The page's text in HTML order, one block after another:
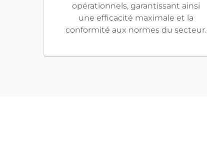
opérationnels, garantissant ainsi
une efficacité maximale et la
conformité aux normes du secteur.